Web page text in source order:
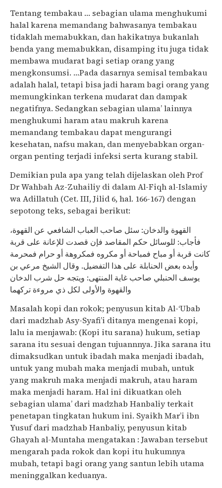
Tentang tembakau … sebagian ulama menghukumi
halal karena memandang bahwasanya tembakau
tidaklah memabukkan, dan hakikatnya bukanlah
benda yang memabukkan, disamping itu juga tidak
membawa mudarat bagi setiap orang yang
mengkonsumsi. …Pada dasarnya semisal tembakau
adalah halal, tetapi bisa jadi haram bagi orang yang
memungkinkan terkena mudarat dan dampak
negatifnya. Sedangkan sebagian ulama’ lainnya
menghukumi haram atau makruh karena
memandang tembakau dapat mengurangi
kesehatan, nafsu makan, dan menyebabkan organ-
organ penting terjadi infeksi serta kurang stabil.
Demikian pula apa yang telah dijelaskan oleh Prof
Dr Wahbah Az-Zuhailiy di dalam Al-Fiqh al-Islamiy
wa Adillatuh (Cet. III, Jilid 6, hal. 166-167) dengan
sepotong teks, sebagai berikut:
القهوة والدخان: سئل صاحب العباب الشافعي عن القهوة،
فأجاب: للوسائل حكم المقاصد فإن قصدت للإعانة على قربة
كانت قربة أو مباح فمباحة أو مكروه فمكروهة أو حرام فمحرمة
وأيده بعض الحنابلة على هذا التفضيل. وقال الشيخ مرعي بن
يوسف الحنبلي صاحب غاية المنتهى: ويتجه حل شرب الدخان
والقهوة والأولى لكل ذي مروءة تركهما
Masalah kopi dan rokok; penyusun kitab Al-‘Ubab
dari madzhab Asy-Syafi’i ditanya mengenai kopi,
lalu ia menjawab: (Kopi itu sarana) hukum, setiap
sarana itu sesuai dengan tujuannnya. Jika sarana itu
dimaksudkan untuk ibadah maka menjadi ibadah,
untuk yang mubah maka menjadi mubah, untuk
yang makruh maka menjadi makruh, atau haram
maka menjadi haram. Hal ini dikuatkan oleh
sebagian ulama’ dari madzhab Hanbaliy terkait
penetapan tingkatan hukum ini. Syaikh Mar’i ibn
Yusuf dari madzhab Hanbaliy, penyusun kitab
Ghayah al-Muntaha mengatakan : Jawaban tersebut
mengarah pada rokok dan kopi itu hukumnya
mubah, tetapi bagi orang yang santun lebih utama
meninggalkan keduanya.